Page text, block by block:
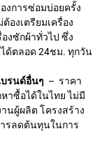
งการซ่อมบ่อยครั้ง
องเตรียมเครื่อง
องซักผ้าทั่วไป ซึ่ง
ได้ตลอด 24ชม. ทุกวัน
บรนด์อื่นๆ – ราคา
าซื้อได้ในไทย ไม่มี
นผู้ผลิต โครงสร้าง
ารลดต้นทุนในการ